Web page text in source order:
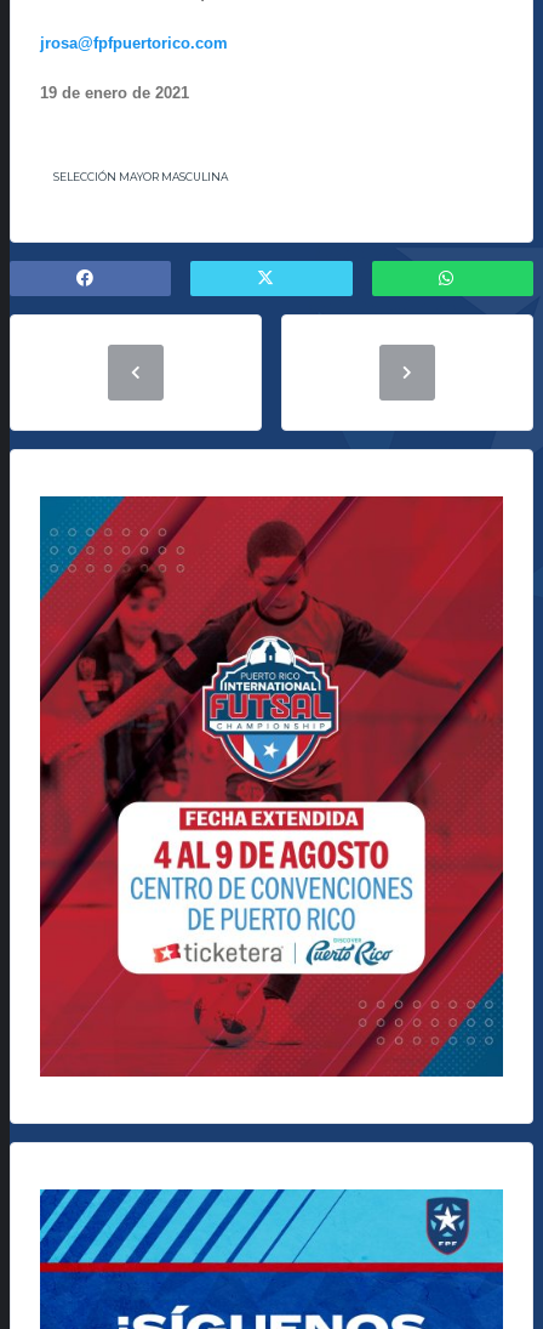
jrosa@fpfpuertorico.com
19 de enero de 2021
SELECCIÓN MAYOR MASCULINA